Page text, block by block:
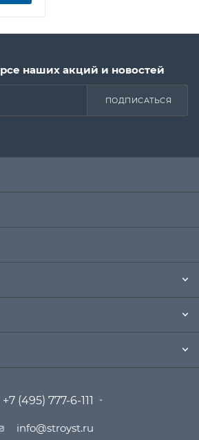
наших акций и новостей
ПОДПИСАТЬСЯ
+7 (495) 777-6-111
info@stroyst.ru